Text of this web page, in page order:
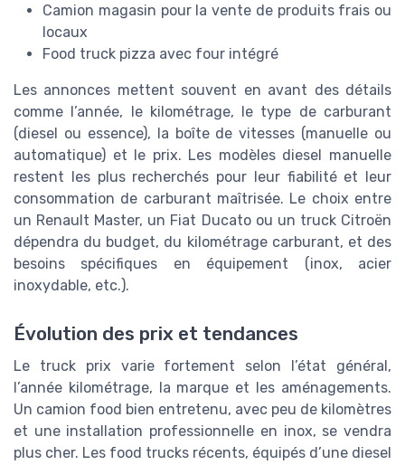
Camion magasin pour la vente de produits frais ou
locaux
Food truck pizza avec four intégré
Les annonces mettent souvent en avant des détails
comme l’année, le kilométrage, le type de carburant
(diesel ou essence), la boîte de vitesses (manuelle ou
automatique) et le prix. Les modèles diesel manuelle
restent les plus recherchés pour leur fiabilité et leur
consommation de carburant maîtrisée. Le choix entre
un Renault Master, un Fiat Ducato ou un truck Citroën
dépendra du budget, du kilométrage carburant, et des
besoins spécifiques en équipement (inox, acier
inoxydable, etc.).
Évolution des prix et tendances
Le truck prix varie fortement selon l’état général,
l’année kilométrage, la marque et les aménagements.
Un camion food bien entretenu, avec peu de kilomètres
et une installation professionnelle en inox, se vendra
plus cher. Les food trucks récents, équipés d’une diesel